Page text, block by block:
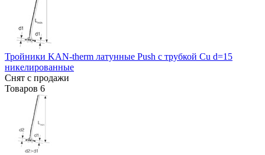
Тройники KAN-therm латунные Push с трубкой Cu d=15
никелированные
Снят с продажи
Товаров 6